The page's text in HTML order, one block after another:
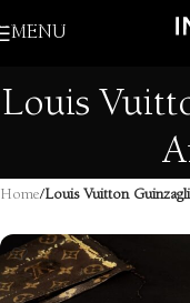
Skip to navigation
MENU
Louis
Home/Louis Vuitton